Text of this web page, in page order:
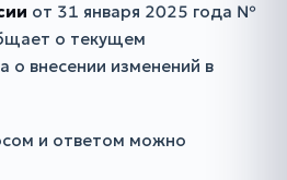
от 31 января 2025 года №
о текущем
о внесении изменений в
и ответом можно